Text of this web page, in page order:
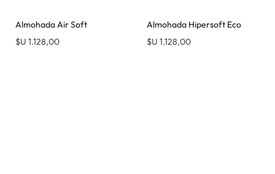
Almohada Air Soft
$U 1.128,00
Almohada Hipersoft Eco
$U 1.128,00